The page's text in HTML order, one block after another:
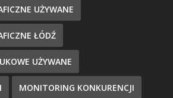
UŻYWANE
ŁÓDŹ
UŻYWANE
MONITORING KONKURENCJI